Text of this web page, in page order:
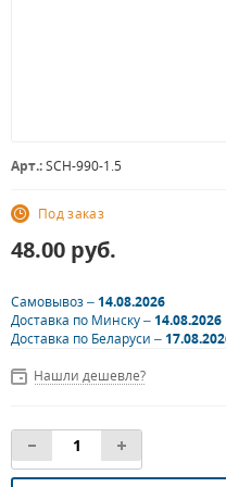
Арт.:SCH-990-1.5
Под заказ
48.00 руб.
Самовывоз –14.08.2026
Доставка по Минску –14.08.2026
Доставка по Беларуси –
Нашли дешевле?